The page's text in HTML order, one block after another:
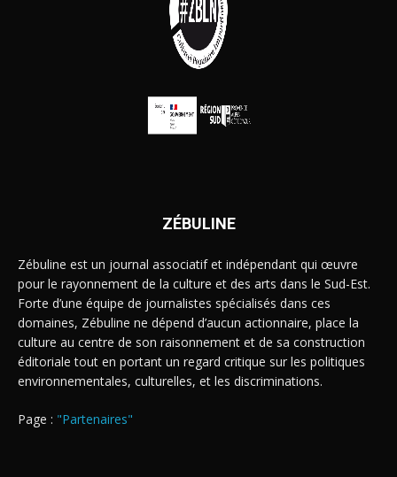
ZÉBULINE
Zébuline est un journal associatif et indépendant qui œuvre
pour le rayonnement de la culture et des arts dans le Sud-Est.
Forte d’une équipe de journalistes spécialisés dans ces
domaines, Zébuline ne dépend d’aucun actionnaire, place la
culture au centre de son raisonnement et de sa construction
éditoriale tout en portant un regard critique sur les politiques
environnementales, culturelles, et les discriminations.
Page : "Partenaires"